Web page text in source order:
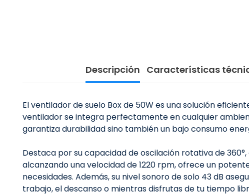
Descripción Características
El ventilador de suelo Box de 50W es una solución
ventilador se integra perfectamente en cualquier
garantiza durabilidad sino también un bajo consumo
Destaca por su capacidad de oscilación rotativa de
alcanzando una velocidad de 1220 rpm, ofrece un
necesidades. Además, su nivel sonoro de solo 43 dB
trabajo, el descanso o mientras disfrutas de tu tiempo